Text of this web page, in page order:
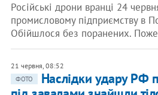
Російські дрони вранці 24
промисловому підприємству в
Обійшлося без поранених.
21 червня, 08:52
ФОТО
Наслідки удару РФ